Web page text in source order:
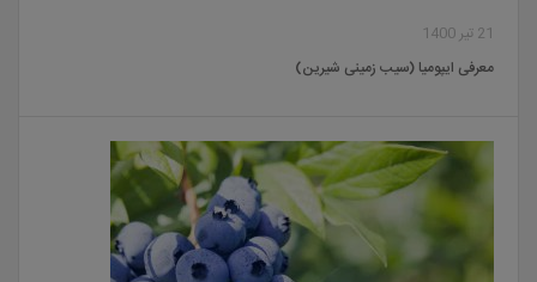
21 تیر 1400
معرفی ایپومیا (سیب زمینی شیرین)